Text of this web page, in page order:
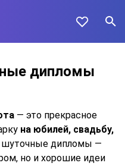
дипломы
— это прекрасное
на юбилей, свадьбу,
шуточные дипломы —
но и хорошие идеи